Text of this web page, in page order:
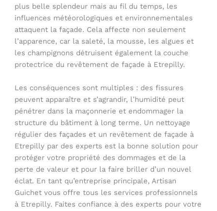
plus belle splendeur mais au fil du temps, les
influences météorologiques et environnementales
attaquent la façade. Cela affecte non seulement
l’apparence, car la saleté, la mousse, les algues et
les champignons détruisent également la couche
protectrice du revêtement de façade à Etrepilly.
Les conséquences sont multiples : des fissures
peuvent apparaître et s’agrandir, l’humidité peut
pénétrer dans la maçonnerie et endommager la
structure du bâtiment à long terme. Un nettoyage
régulier des façades et un revêtement de façade à
Etrepilly par des experts est la bonne solution pour
protéger votre propriété des dommages et de la
perte de valeur et pour la faire briller d’un nouvel
éclat. En tant qu’entreprise principale, Artisan
Guichet vous offre tous les services professionnels
à Etrepilly. Faites confiance à des experts pour votre